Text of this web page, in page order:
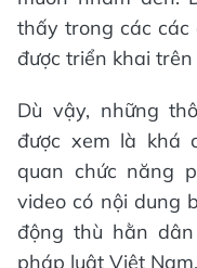
thấy trong các các
được triển khai trên
Dù vậy, những
được xem là khá
quan chức năng
video có nội dung
động thù hằn dân
pháp luật Việt Nam.